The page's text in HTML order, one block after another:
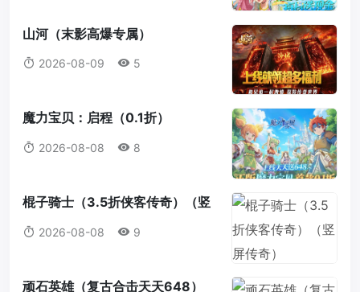
山河（末影高爆专属）
2026-08-09 5
魔力宝贝：启程（0.1折）
2026-08-08 8
棍子骑士（3.5折侠客传奇）（竖
屏传奇）
2026-08-08 9
顽石英雄（复古合击天天648）